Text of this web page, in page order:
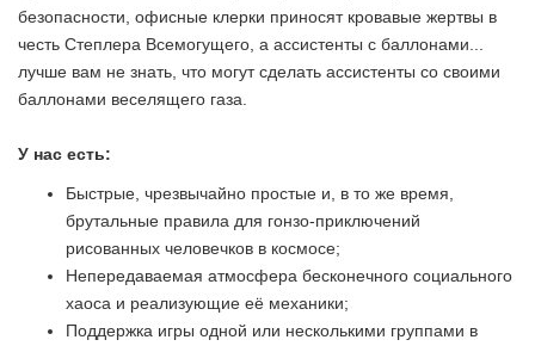
безопасности, офисные клерки приносят кровавые жертвы в
честь Степлера Всемогущего, а ассистенты с баллонами...
лучше вам не знать, что могут сделать ассистенты со своими
баллонами веселящего газа.
У нас есть:
Быстрые, чрезвычайно простые и, в то же время,
брутальные правила для гонзо-приключений
рисованных человечков в космосе;
Непередаваемая атмосфера бесконечного социального
хаоса и реализующие её механики;
Поддержка игры одной или несколькими группами в